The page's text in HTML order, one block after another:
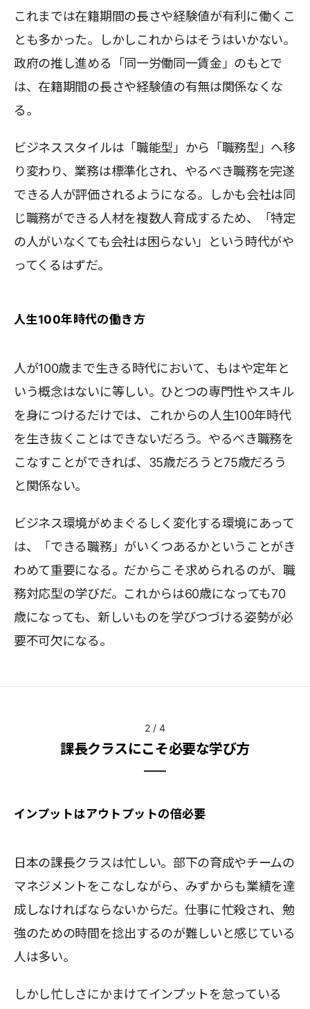
これまでは在籍期間の長さや経験値が有利に働くこ
とも多かった。しかしこれからはそうはいかない。
政府の推し進める「同一労働同一賃金」のもとで
は、在籍期間の長さや経験値の有無は関係なくな
る。
ビジネススタイルは「職能型」から「職務型」へ移
り変わり、業務は標準化され、やるべき職務を完遂
できる人が評価されるようになる。しかも会社は同
じ職務ができる人材を複数人育成するため、「特定
の人がいなくても会社は困らない」という時代がや
ってくるはずだ。
人生100年時代の働き方
人が100歳まで生きる時代において、もはや定年と
いう概念はないに等しい。ひとつの専門性やスキル
を身につけるだけでは、これからの人生100年時代
を生き抜くことはできないだろう。やるべき職務を
こなすことができれば、35歳だろうと75歳だろう
と関係ない。
ビジネス環境がめまぐるしく変化する環境にあって
は、「できる職務」がいくつあるかということがき
わめて重要になる。だからこそ求められるのが、職
務対応型の学びだ。これからは60歳になっても70
歳になっても、新しいものを学びつづける姿勢が必
要不可欠になる。
2 / 4
課長クラスにこそ必要な学び方
インプットはアウトプットの倍必要
日本の課長クラスは忙しい。部下の育成やチームの
マネジメントをこなしながら、みずからも業績を達
成しなければならないからだ。仕事に忙殺され、勉
強のための時間を捻出するのが難しいと感じている
人は多い。
しかし忙しさにかまけてインプットを怠っている